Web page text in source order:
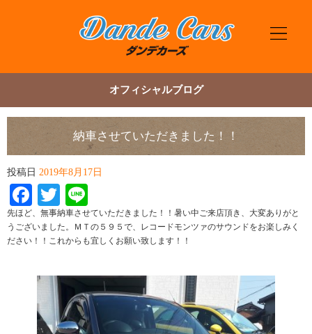
オフィシャルブログ
納車させていただきました！！
投稿日 2019年8月17日
Facebook
Twitter
先ほど、無事納車させていただきました！！暑い中ご来店頂き、大変ありがと
うございました。ＭＴの５９５で、レコードモンツァのサウンドをお楽しみく
ださい！！これからも宜しくお願い致します！！